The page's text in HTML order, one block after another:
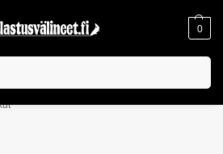
0
YLI 75€ TILAUKSILLE!